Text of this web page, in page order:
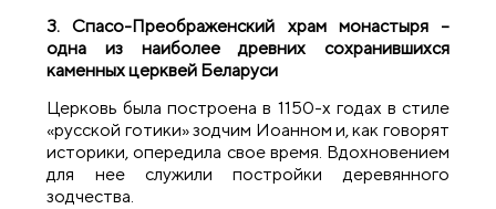
3. Спасо-Преображенский храм монастыря –
одна из наиболее древних сохранившихся
каменных церквей Беларуси
Церковь была построена в 1150-х годах в стиле
«русской готики» зодчим Иоанном и, как говорят
историки, опередила свое время. Вдохновением
для нее служили постройки деревянного
зодчества.